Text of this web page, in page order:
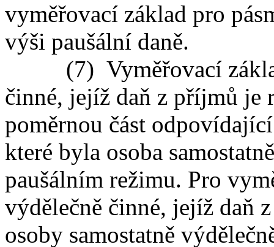
vyměřovací základ pro
výši paušální daně.
(7) Vyměřovací základ
činné, jejíž daň z příjmů je
poměrnou část
které byla osoba
paušálním režimu. Pro
výdělečně činné, jejíž daň
osoby samostatně